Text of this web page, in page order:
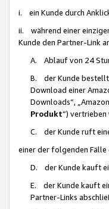
i. ein Kunde durch
ii. während einer
Kunde den Partner-Link
A. Ablauf von 24
B. der Kunde bestellt
Download einer
Downloads“,
Produkt“)
C. der Kunde ruft
einer der folgenden
D. der Kunde kauft
E. der Kunde kauft
Partner-Links